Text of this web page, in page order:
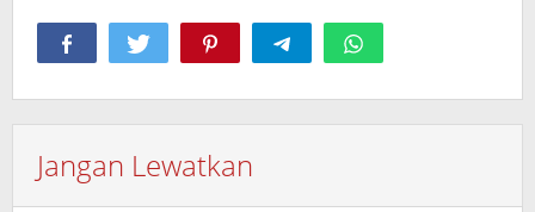
Jangan Lewatkan